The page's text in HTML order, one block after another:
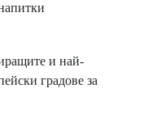
и най-
градове за